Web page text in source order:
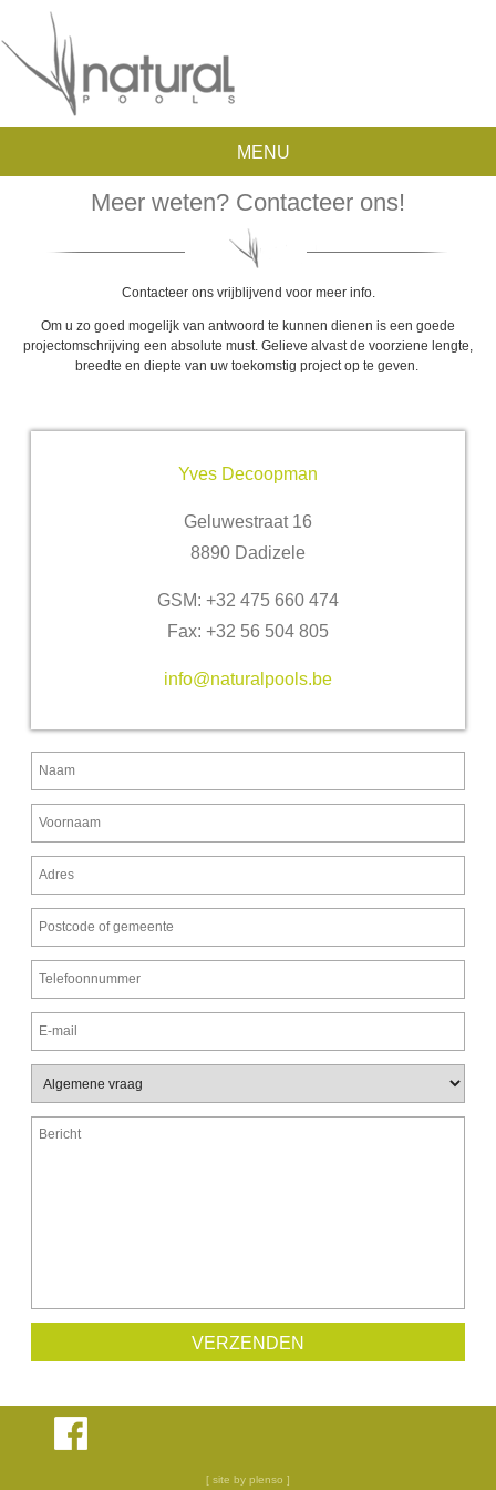
MENU
Meer weten? Contacteer ons!
Contacteer ons vrijblijvend voor meer info.
Om u zo goed mogelijk van antwoord te kunnen dienen is een goede
projectomschrijving een absolute must. Gelieve alvast de voorziene lengte,
breedte en diepte van uw toekomstig project op te geven.
Yves Decoopman
Geluwestraat 16
8890 Dadizele
GSM: +32 475 660 474
Fax: +32 56 504 805
info@naturalpools.be
[ site by plenso ]